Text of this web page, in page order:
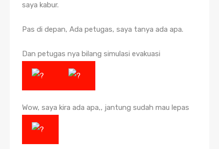
saya kabur.
Pas di depan, Ada petugas, saya tanya ada apa.
Dan petugas nya bilang simulasi evakuasi
Wow, saya kira ada apa,, jantung sudah mau lepas